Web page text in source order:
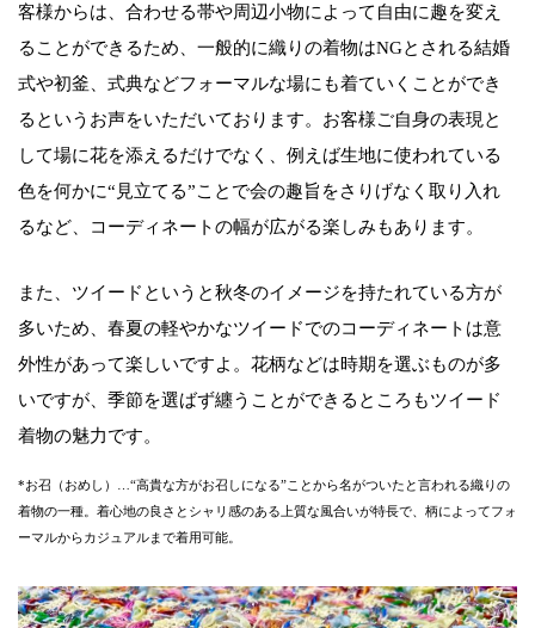
客様からは、合わせる帯や周辺小物によって自由に趣を変え
ることができるため、一般的に織りの着物はNGとされる結婚
式や初釜、式典などフォーマルな場にも着ていくことができ
るというお声をいただいております。お客様ご自身の表現と
して場に花を添えるだけでなく、例えば生地に使われている
色を何かに“見立てる”ことで会の趣旨をさりげなく取り入れ
るなど、コーディネートの幅が広がる楽しみもあります。
また、ツイードというと秋冬のイメージを持たれている方が
多いため、春夏の軽やかなツイードでのコーディネートは意
外性があって楽しいですよ。花柄などは時期を選ぶものが多
いですが、季節を選ばず纏うことができるところもツイード
着物の魅力です。
*お召（おめし）…“高貴な方がお召しになる”ことから名がついたと言われる織りの
着物の一種。着心地の良さとシャリ感のある上質な風合いが特長で、柄によってフォ
ーマルからカジュアルまで着用可能。